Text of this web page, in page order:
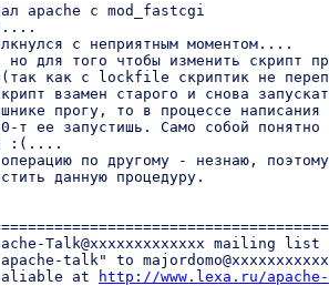
apache с mod_fastcgi
с неприятным моментом....
для того чтобы изменить скрипт
как с lockfile скриптик не
взамен старого и снова
прогу, то в процессе
т ее запустишь. Само собой понятно
:(....
по другому - незнаю,
данную процедуру.
Talk@xxxxxxxxxxxxx
talk" to
at
http://www.lexa.ru/